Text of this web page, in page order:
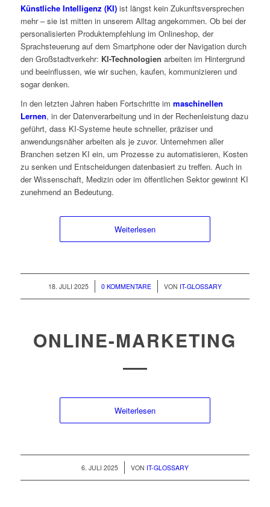
Künstliche Intelligenz (KI)ist längst kein Zukunftsversprechen
mehr – sie ist mitten in unserem Alltag angekommen. Ob bei der
personalisierten Produktempfehlung im Onlineshop, der
Sprachsteuerung auf dem Smartphone oder der Navigation durch
den Großstadtverkehr: KI-Technologien arbeiten im Hintergrund
und beeinflussen, wie wir suchen, kaufen, kommunizieren und
sogar denken.
In den letzten Jahren haben Fortschritte im maschinellen
Lernen, in der Datenverarbeitung und in der Rechenleistung dazu
geführt, dass KI-Systeme heute schneller, präziser und
anwendungsnäher arbeiten als je zuvor. Unternehmen aller
Branchen setzen KI ein, um Prozesse zu automatisieren, Kosten
zu senken und Entscheidungen datenbasiert zu treffen. Auch in
der Wissenschaft, Medizin oder im öffentlichen Sektor gewinnt KI
zunehmend an Bedeutung.
Weiterlesen
18. JULI 2025 0 KOMMENTARE
/ VON IT-GLOSSARY
ONLINE-MARKETING
Weiterlesen
6. JULI 2025 VON IT-GLOSSARY